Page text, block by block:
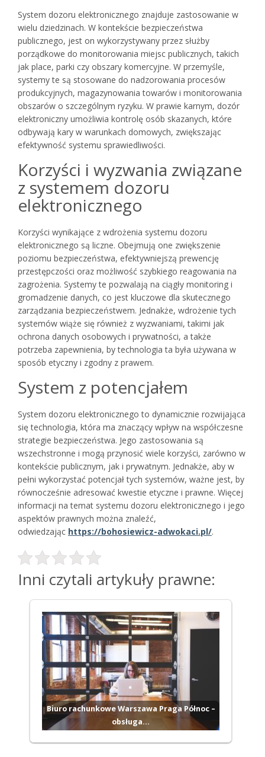
System dozoru elektronicznego znajduje zastosowanie w
wielu dziedzinach. W kontekście bezpieczeństwa
publicznego, jest on wykorzystywany przez służby
porządkowe do monitorowania miejsc publicznych, takich
jak place, parki czy obszary komercyjne. W przemyśle,
systemy te są stosowane do nadzorowania procesów
produkcyjnych, magazynowania towarów i monitorowania
obszarów o szczególnym ryzyku. W prawie karnym, dozór
elektroniczny umożliwia kontrolę osób skazanych, które
odbywają kary w warunkach domowych, zwiększając
efektywność systemu sprawiedliwości.
Korzyści i wyzwania związane
z systemem dozoru
elektronicznego
Korzyści wynikające z wdrożenia systemu dozoru
elektronicznego są liczne. Obejmują one zwiększenie
poziomu bezpieczeństwa, efektywniejszą prewencję
przestępczości oraz możliwość szybkiego reagowania na
zagrożenia. Systemy te pozwalają na ciągły monitoring i
gromadzenie danych, co jest kluczowe dla skutecznego
zarządzania bezpieczeństwem. Jednakże, wdrożenie tych
systemów wiąże się również z wyzwaniami, takimi jak
ochrona danych osobowych i prywatności, a także
potrzeba zapewnienia, by technologia ta była używana w
sposób etyczny i zgodny z prawem.
System z potencjałem
System dozoru elektronicznego to dynamicznie rozwijająca
się technologia, która ma znaczący wpływ na współczesne
strategie bezpieczeństwa. Jego zastosowania są
wszechstronne i mogą przynosić wiele korzyści, zarówno w
kontekście publicznym, jak i prywatnym. Jednakże, aby w
pełni wykorzystać potencjał tych systemów, ważne jest, by
równocześnie adresować kwestie etyczne i prawne. Więcej
informacji na temat systemu dozoru elektronicznego i jego
aspektów prawnych można znaleźć,
odwiedzając https://bohosiewicz-adwokaci.pl/.
Inni czytali artykuły prawne:
Biuro rachunkowe Warszawa Praga Północ –
obsługa…